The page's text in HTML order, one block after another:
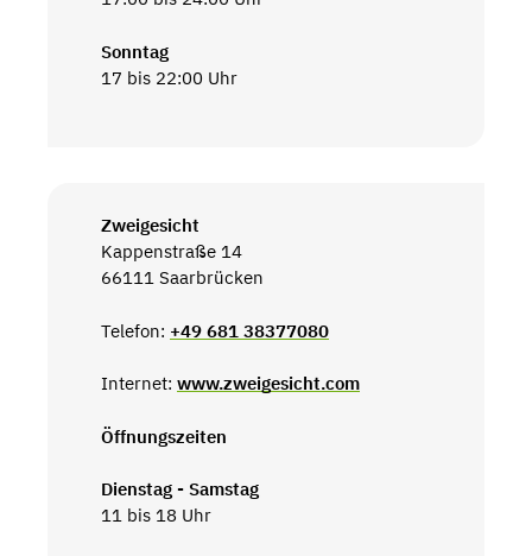
Sonntag
17 bis 22:00 Uhr
Zweigesicht
Kappenstraße 14
66111 Saarbrücken
Telefon: +49 681 38377080
Internet: www.zweigesicht.com
Öffnungszeiten
Dienstag - Samstag
11 bis 18 Uhr